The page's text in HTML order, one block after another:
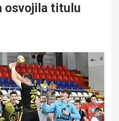
osvojila titulu